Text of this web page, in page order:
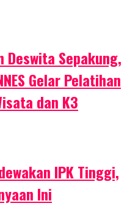
Sepakung,
Gelar Pelatihan
dan K3
IPK Tinggi,
Ini